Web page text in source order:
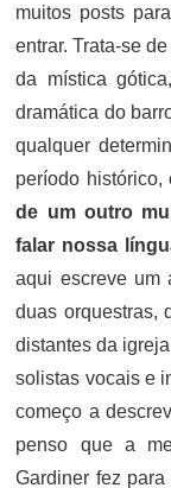
muitos posts
entrar. Trata-se
da mística
dramática do
qualquer
período histórico,
de um outro
falar nossa
aqui escreve um
duas orquestras,
distantes da
solistas vocais e
começo a
penso que a
Gardiner fez